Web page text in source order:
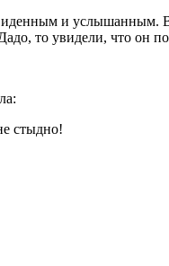
и услышанным.
то увидели, что он
стыдно!